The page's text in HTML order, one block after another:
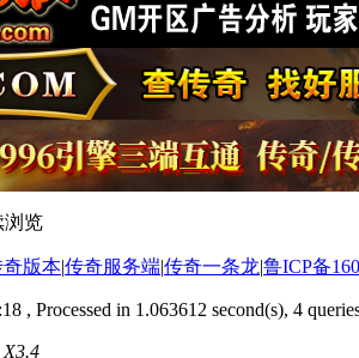
浏览
奇版本|传奇服务端|传奇一条龙|鲁ICP备
, Processed in 1.063612 second(s), 4
X3.4